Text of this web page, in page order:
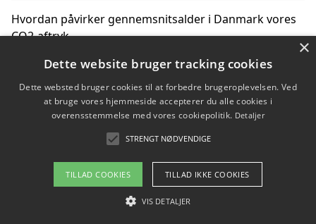
Hvordan påvirker gennemsnitsalder i Danmark vores
CO2-aftryk
Hvordan nyheder om CO2-udledning påvirker vores
hverdag
Om / kontakt
Blog Betingelser
×
Dette website bruger tracking cookies
Dette websted bruger cookies til at forbedre brugeroplevelsen. Ved
at bruge vores hjemmeside accepterer du alle cookies i
overensstemmelse med vores cookiepolitik. Detaljer
STRENGT NØDVENDIGE
TILLAD COOKIES TILLAD IKKE COOKIES
VIS DETALJER